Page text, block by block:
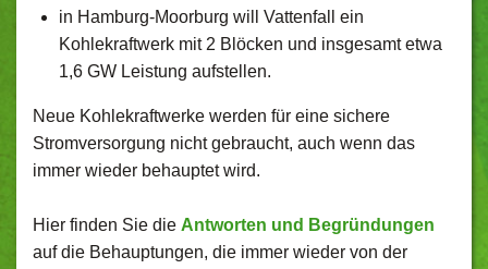
in Hamburg-Moorburg will Vattenfall ein
Kohlekraftwerk mit 2 Blöcken und insgesamt etwa
1,6 GW Leistung aufstellen.
Neue Kohlekraftwerke werden für eine sichere
Stromversorgung nicht gebraucht, auch wenn das
immer wieder behauptet wird.
Hier finden Sie die Antworten und Begründungen
auf die Behauptungen, die immer wieder von der